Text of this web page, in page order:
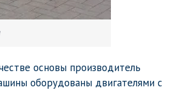
основы производитель
оборудованы двигателями с